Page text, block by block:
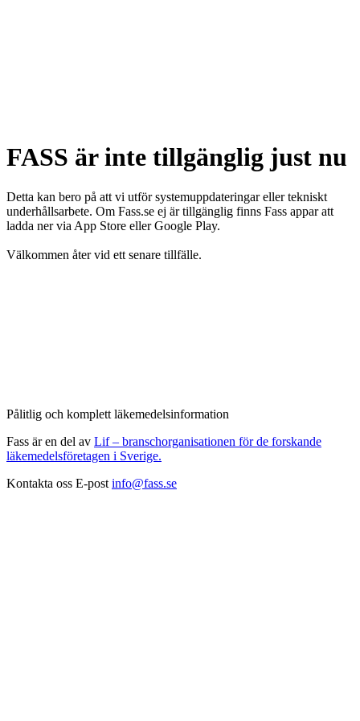
FASS är inte tillgänglig just nu
Detta kan bero på att vi utför systemuppdateringar eller tekniskt
underhållsarbete. Om Fass.se ej är tillgänglig finns Fass appar att
ladda ner via App Store eller Google Play.
Välkommen åter vid ett senare tillfälle.
Pålitlig och komplett läkemedelsinformation
Fass är en del av Lif – branschorganisationen för de forskande
läkemedelsföretagen i Sverige.
Kontakta oss E-post info@fass.se